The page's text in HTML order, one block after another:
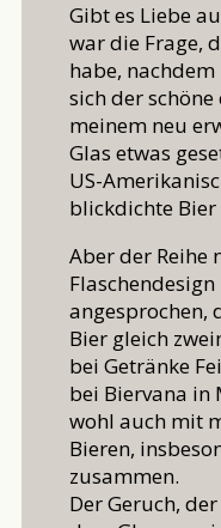
Gibt es Liebe
war die Frage,
habe,
sich der
meinem neu
Glas etwas
US-
blickdichte
Aber der Reihe
angesprochen,
Bier gleich
bei Getränke
bei Biervana in
wohl auch mit
Bieren,
zusammen.
Der Geruch,